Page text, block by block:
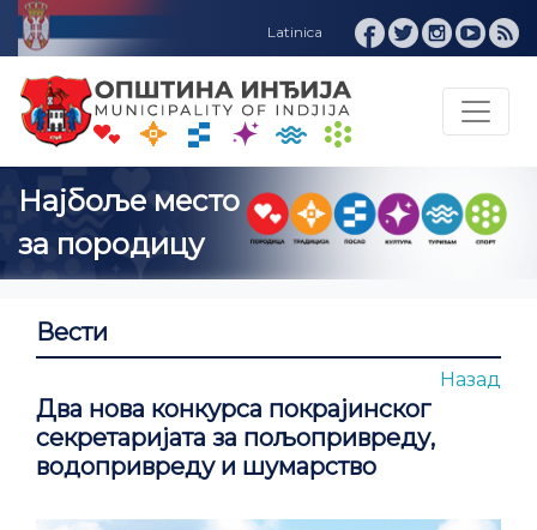
Вести
Назад
Два нова конкурса покрајинског
секретаријата за пољопривреду,
водопривреду и шумарство